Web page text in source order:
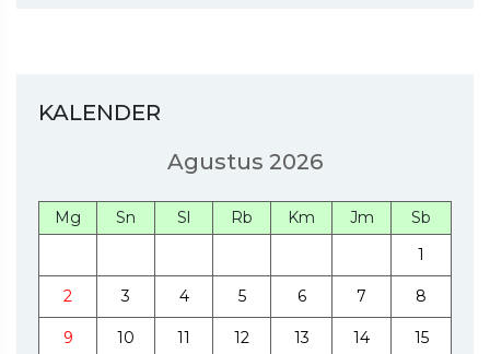
KALENDER
Agustus 2026
Mg Sn Sl Rb Km Jm
Sb
1
2 3 4 5 6 7 8
9 10 11 12 13 14 15